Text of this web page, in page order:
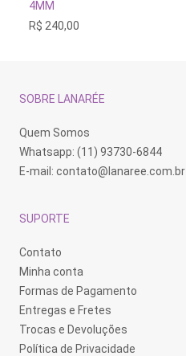
4MM
R$ 240,00
SOBRE LANARÉE
Quem Somos
Whatsapp: (11) 93730-6844
E-mail: contato@lanaree.com.br
SUPORTE
Contato
Minha conta
Formas de Pagamento
Entregas e Fretes
Trocas e Devoluções
Política de Privacidade